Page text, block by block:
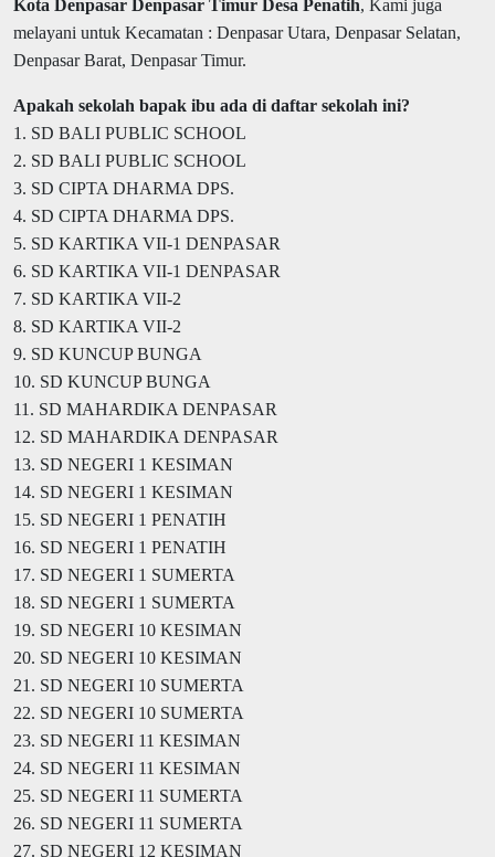
Kota Denpasar Denpasar Timur Desa Penatih, Kami juga
melayani untuk Kecamatan : Denpasar Utara, Denpasar Selatan,
Denpasar Barat, Denpasar Timur.
Apakah sekolah bapak ibu ada di daftar sekolah ini?
1. SD BALI PUBLIC SCHOOL
2. SD BALI PUBLIC SCHOOL
3. SD CIPTA DHARMA DPS.
4. SD CIPTA DHARMA DPS.
5. SD KARTIKA VII-1 DENPASAR
6. SD KARTIKA VII-1 DENPASAR
7. SD KARTIKA VII-2
8. SD KARTIKA VII-2
9. SD KUNCUP BUNGA
10. SD KUNCUP BUNGA
11. SD MAHARDIKA DENPASAR
12. SD MAHARDIKA DENPASAR
13. SD NEGERI 1 KESIMAN
14. SD NEGERI 1 KESIMAN
15. SD NEGERI 1 PENATIH
16. SD NEGERI 1 PENATIH
17. SD NEGERI 1 SUMERTA
18. SD NEGERI 1 SUMERTA
19. SD NEGERI 10 KESIMAN
20. SD NEGERI 10 KESIMAN
21. SD NEGERI 10 SUMERTA
22. SD NEGERI 10 SUMERTA
23. SD NEGERI 11 KESIMAN
24. SD NEGERI 11 KESIMAN
25. SD NEGERI 11 SUMERTA
26. SD NEGERI 11 SUMERTA
27. SD NEGERI 12 KESIMAN